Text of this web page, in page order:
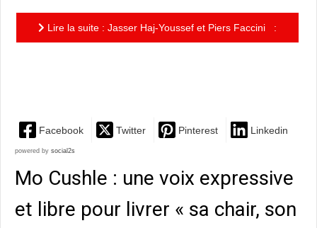
Lire la suite : Jasser Haj-Youssef et Piers Faccini :
Facebook Twitter Pinterest Linkedin
powered by social2s
Mo Cushle : une voix expressive
et libre pour livrer « sa chair, son